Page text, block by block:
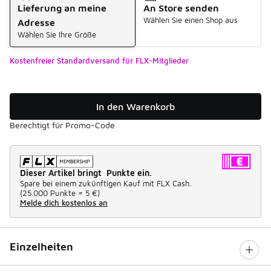
Lieferung an meine
Adresse
Wählen Sie Ihre Größe
An Store senden
Wählen Sie einen Shop aus
Kostenfreier Standardversand für FLX-Mitglieder
In den Warenkorb
Berechtigt für Promo-Code
Dieser Artikel bringt Punkte ein.
Spare bei einem zukünftigen Kauf mit FLX Cash.
(25.000 Punkte = 5 €)
Melde dich kostenlos an
Einzelheiten